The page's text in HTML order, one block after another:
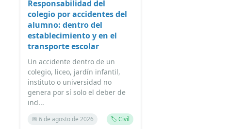
Responsabilidad del
colegio por accidentes del
alumno: dentro del
establecimiento y en el
transporte escolar
Un accidente dentro de un
colegio, liceo, jardín infantil,
instituto o universidad no
genera por sí solo el deber de
ind...
📅 6 de agosto de 2026 🏷️ Civil